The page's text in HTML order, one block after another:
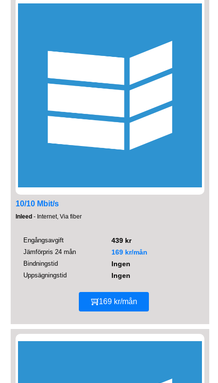
10/10 Mbit/s
Inleed - Internet, Via fiber
Engångsavgift 439 kr
Jämförpris 24 mån 169 kr/mån
Bindningstid Ingen
Uppsägningstid Ingen
169 kr/mån